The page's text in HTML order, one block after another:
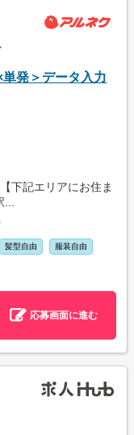
単発＞データ入力
下記エリアにお住ま
髪型自由 服装自由
応募画面に進む